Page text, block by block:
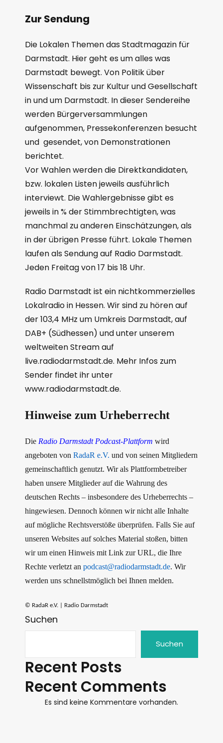
Zur Sendung
Die Lokalen Themen das Stadtmagazin für
Darmstadt. Hier geht es um alles was
Darmstadt bewegt. Von Politik über
Wissenschaft bis zur Kultur und Gesellschaft
in und um Darmstadt. In dieser Sendereihe
werden Bürgerversammlungen
aufgenommen, Pressekonferenzen besucht
und gesendet, von Demonstrationen
berichtet.
Vor Wahlen werden die Direktkandidaten,
bzw. lokalen Listen jeweils ausführlich
interviewt. Die Wahlergebnisse gibt es
jeweils in % der Stimmbrechtigten, was
manchmal zu anderen Einschätzungen, als
in der übrigen Presse führt. Lokale Themen
laufen als Sendung auf Radio Darmstadt.
Jeden Freitag von 17 bis 18 Uhr.
Radio Darmstadt ist ein nichtkommerzielles
Lokalradio in Hessen. Wir sind zu hören auf
der 103,4 MHz um Umkreis Darmstadt, auf
DAB+ (Südhessen) und unter unserem
weltweiten Stream auf
live.radiodarmstadt.de. Mehr Infos zum
Sender findet ihr unter
www.radiodarmstadt.de.
Hinweise zum Urheberrecht
Die Radio Darmstadt Podcast-Plattform wird
angeboten von RadaR e.V. und von seinen Mitgliedern
gemeinschaftlich genutzt. Wir als Plattformbetreiber
haben unsere Mitglieder auf die Wahrung des
deutschen Rechts – insbesondere des Urheberrechts –
hingewiesen. Dennoch können wir nicht alle Inhalte
auf mögliche Rechtsverstöße überprüfen. Falls Sie auf
unseren Websites auf solches Material stoßen, bitten
wir um einen Hinweis mit Link zur URL, die Ihre
Rechte verletzt an podcast@radiodarmstadt.de. Wir
werden uns schnellstmöglich bei Ihnen melden.
© RadaR e.V. | Radio Darmstadt
Suchen
Suchen
Recent Posts
Recent Comments
Es sind keine Kommentare vorhanden.